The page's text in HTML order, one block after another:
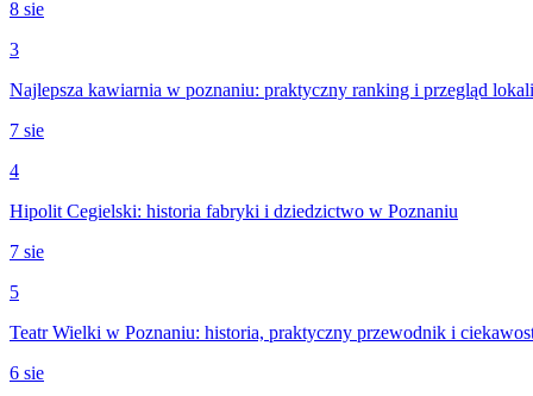
8 sie
3
Najlepsza kawiarnia w poznaniu: praktyczny ranking i przegląd lokali
7 sie
4
Hipolit Cegielski: historia fabryki i dziedzictwo w Poznaniu
7 sie
5
Teatr Wielki w Poznaniu: historia, praktyczny przewodnik i
6 sie